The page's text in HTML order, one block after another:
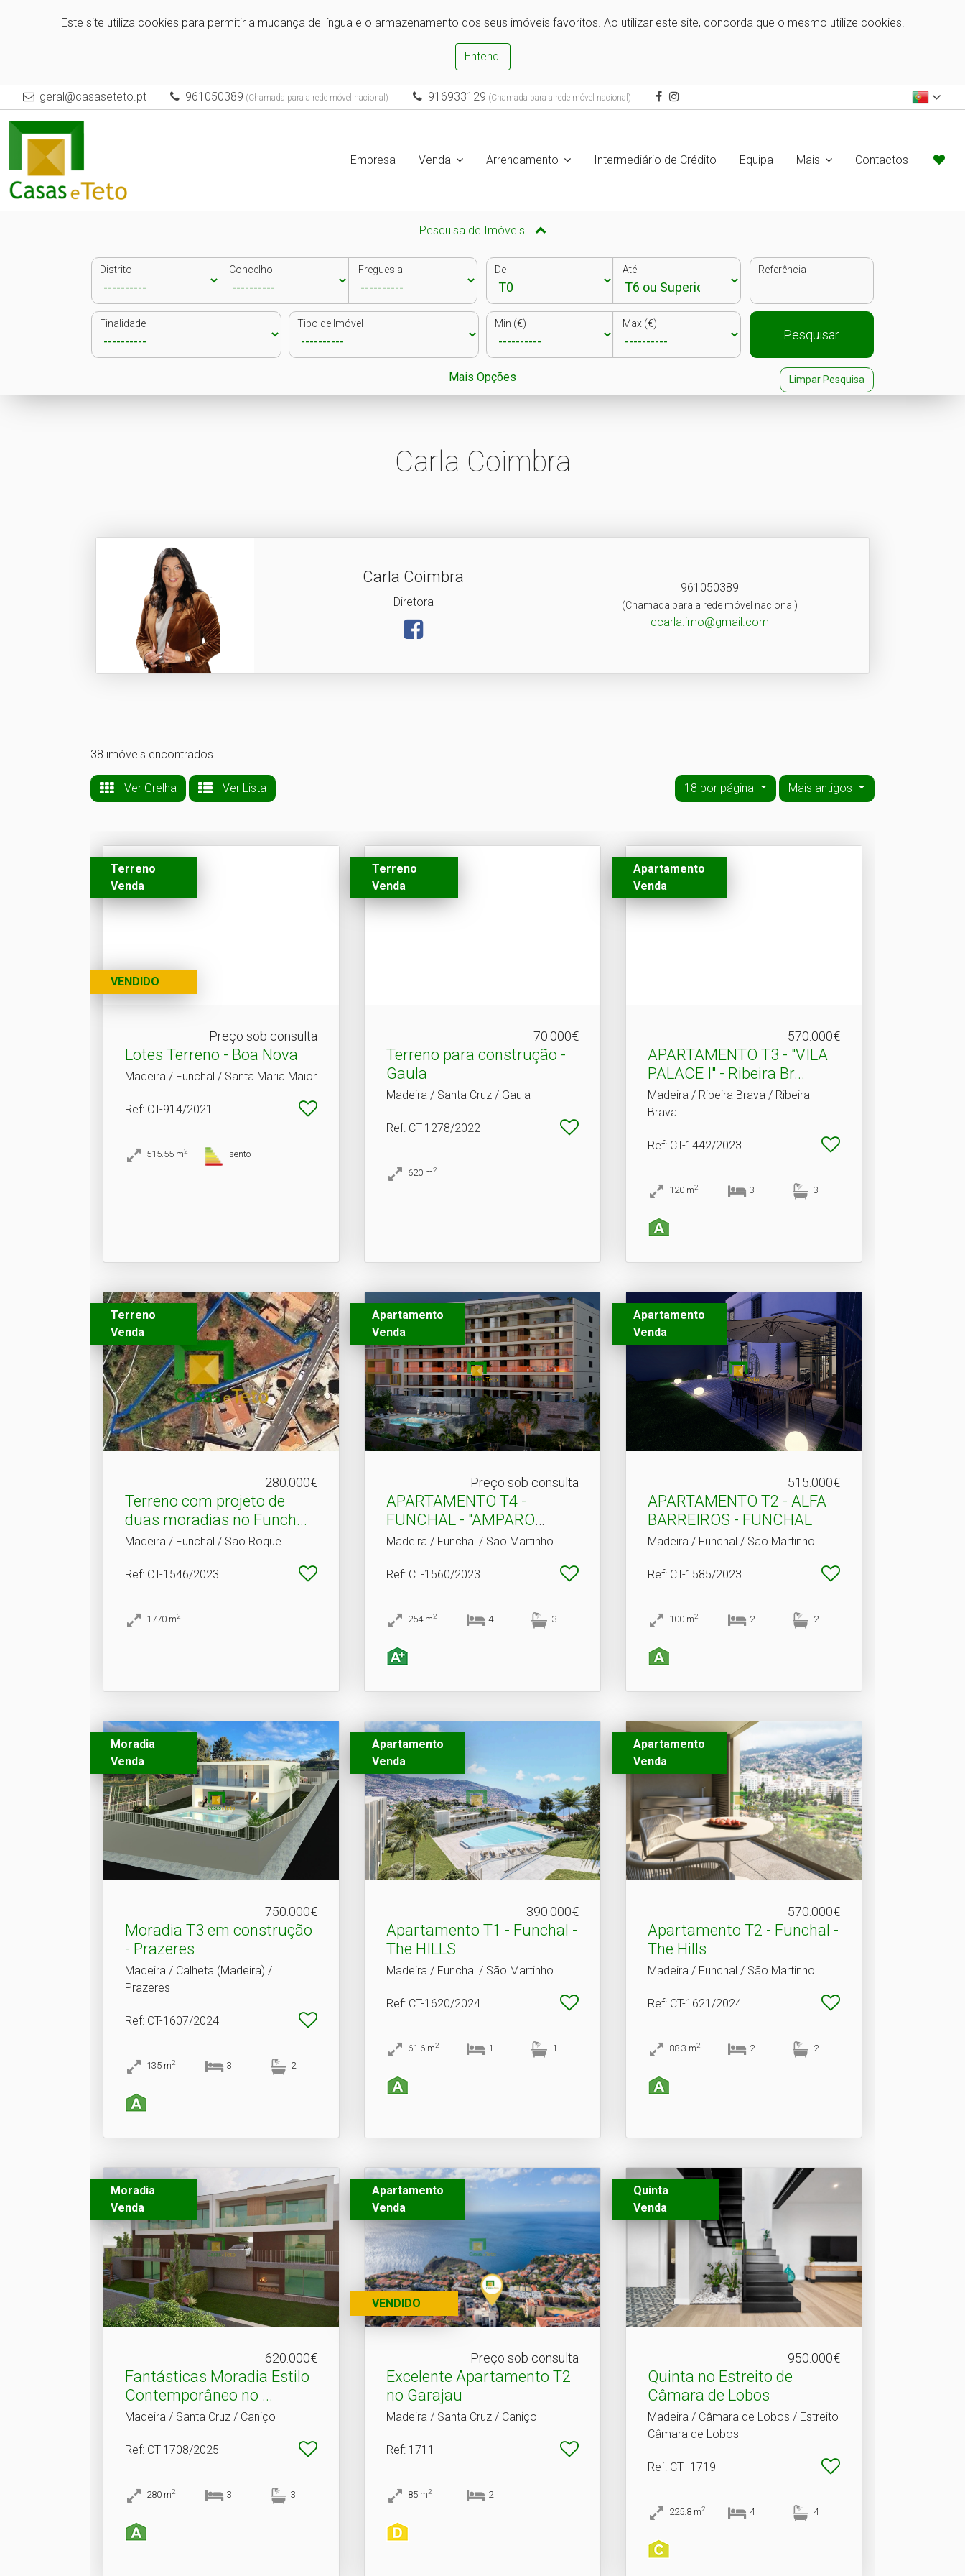
Este site utiliza cookies para permitir a mudança de língua e o armazenamento dos seus imóveis favoritos. Ao utilizar este site, concorda que o mesmo utilize cookies.
Entendi
geral@casaseteto.pt 961050389 (Chamada para a rede móvel nacional) 916933129 (Chamada para a rede móvel nacional)
Empresa Venda Arrendamento Intermediário de Crédito Equipa Mais Contactos
Pesquisa de Imóveis
Distrito Concelho Freguesia De Até Referência
Finalidade Tipo de Imóvel Min (€) Max (€)
Pesquisar
Mais Opções Limpar Pesquisa
Carla Coimbra
Carla Coimbra
Diretora
961050389
(Chamada para a rede móvel nacional)
ccarla.imo@gmail.com
38 imóveis encontrados
Ver Grelha Ver Lista 18 por página Mais antigos
Terreno
Venda
VENDIDO
Preço sob consulta
Lotes Terreno - Boa Nova
Madeira / Funchal / Santa Maria Maior
Ref: CT-914/2021
515.55 m2 Isento
Terreno
Venda
70.000€
Terreno para construção -
Gaula
Madeira / Santa Cruz / Gaula
Ref: CT-1278/2022
620 m2
Apartamento
Venda
570.000€
APARTAMENTO T3 - "VILA
PALACE I" - Ribeira Br.​..
Madeira / Ribeira Brava / Ribeira
Brava
Ref: CT-1442/2023
120 m2 3 3
Terreno
Venda
280.000€
Terreno com projeto de
duas moradias no Funch.​..
Madeira / Funchal / São Roque
Ref: CT-1546/2023
1770 m2
Apartamento
Venda
Preço sob consulta
APARTAMENTO T4 -
FUNCHAL - "AMPARO
VIEW"
Madeira / Funchal / São Martinho
Ref: CT-1560/2023
254 m2 4 3
Apartamento
Venda
515.000€
APARTAMENTO T2 - ALFA
BARREIROS - FUNCHAL
Madeira / Funchal / São Martinho
Ref: CT-1585/2023
100 m2 2 2
Moradia
Venda
750.000€
Moradia T3 em construção
- Prazeres
Madeira / Calheta (Madeira) /
Prazeres
Ref: CT-1607/2024
135 m2 3 2
Apartamento
Venda
390.000€
Apartamento T1 - Funchal -
The HILLS
Madeira / Funchal / São Martinho
Ref: CT-1620/2024
61.6 m2 1 1
Apartamento
Venda
570.000€
Apartamento T2 - Funchal -
The Hills
Madeira / Funchal / São Martinho
Ref: CT-1621/2024
88.3 m2 2 2
Moradia
Venda
620.000€
Fantásticas Moradia Estilo
Contemporâneo no .​..
Madeira / Santa Cruz / Caniço
Ref: CT-1708/2025
280 m2 3 3
Apartamento
Venda
VENDIDO
Preço sob consulta
Excelente Apartamento T2
no Garajau
Madeira / Santa Cruz / Caniço
Ref: 1711
85 m2 2
Quinta
Venda
950.000€
Quinta no Estreito de
Câmara de Lobos
Madeira / Câmara de Lobos / Estreito
Câmara de Lobos
Ref: CT -1719
225.8 m2 4 4